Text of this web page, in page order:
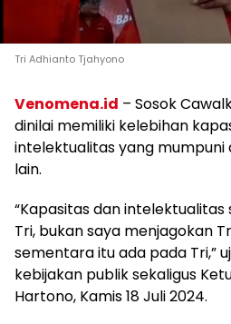
Tri Adhianto Tjahyono
Venomena.id – Sosok
dinilai memiliki kelebihan
intelektualitas yang mumpuni
lain.
“Kapasitas dan
Tri, bukan saya menjagokan
sementara itu ada pada Tri,”
kebijakan publik sekaligus
Hartono, Kamis 18 Juli 2024.